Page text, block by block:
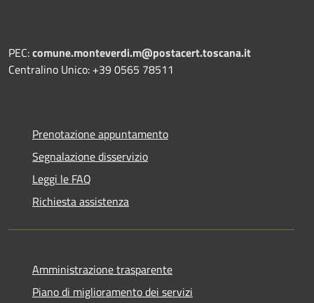
PEC:comune.monteverdi.m@postacert.toscana.it
Centralino Unico: +39 0565 78511
Prenotazione appuntamento
Segnalazione disservizio
Leggi le FAQ
Richiesta assistenza
Amministrazione trasparente
Piano di miglioramento dei servizi